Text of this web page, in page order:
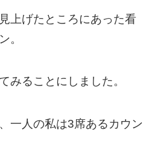
上げたところにあった看
。
みることにしました。
一人の私は3席あるカウン